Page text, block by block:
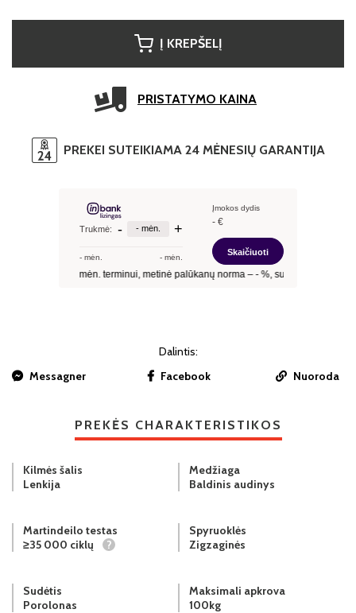
Į KREPŠELĮ
PRISTATYMO KAINA
PREKEI SUTEIKIAMA 24 MĖNESIŲ GARANTIJA
Dalintis:
Messagner
Facebook Nuoroda
PREKĖS CHARAKTERISTIKOS
Kilmės šalis
Lenkija
Medžiaga
Baldinis audinys
Martindeilo testas
≥35 000 ciklų
?
Spyruoklės
Zigzaginės
Sudėtis
Porolonas
Maksimali apkrova
100kg